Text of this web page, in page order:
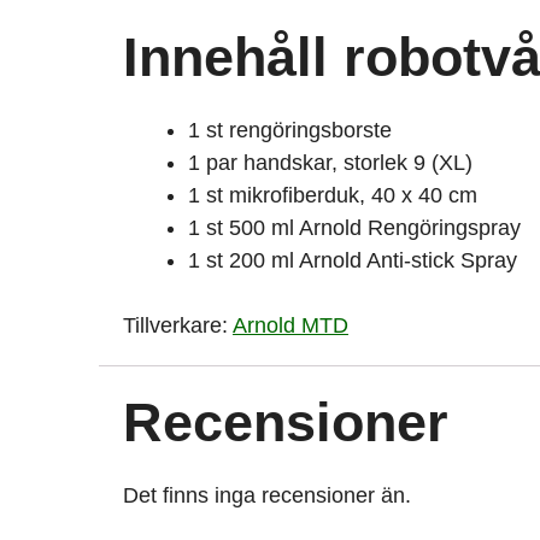
Innehåll
1 st rengöringsborste
1 par handskar, storlek 9 (XL)
1 st mikrofiberduk, 40 x 40 cm
1 st 500 ml Arnold Rengöringspray
1 st 200 ml Arnold Anti-stick Spray
Tillverkare: Arnold MTD
Recensioner
Det finns inga recensioner än.